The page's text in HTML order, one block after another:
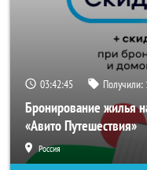
03:42:42 Получили:
Бронирование жилья
«Авито Путешествия»
Россия